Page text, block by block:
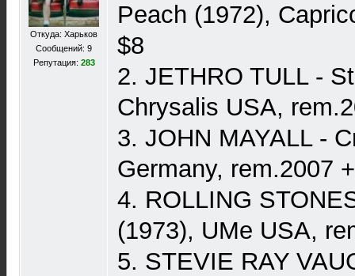
Откуда: Харьков
Сообщений: 9
Репутация: 283
Peach (1972),
$8
2. JETHRO TULL -
Chrysalis USA,
3. JOHN MAYALL -
Germany, rem.2007
4. ROLLING
(1973), UMe USA,
5. STEVIE RAY